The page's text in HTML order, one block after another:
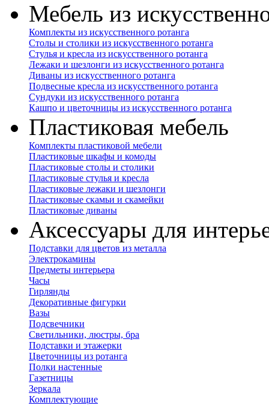
Мебель из
Комплекты из искусственного ротанга
Столы и столики из искусственного ротанга
Стулья и кресла из искусственного ротанга
Лежаки и шезлонги из искусственного ротанга
Диваны из искусственного ротанга
Подвесные кресла из искусственного ротанга
Сундуки из искусственного ротанга
Кашпо и цветочницы из искусственного ротанга
Пластиковая мебель
Комплекты пластиковой мебели
Пластиковые шкафы и комоды
Пластиковые столы и столики
Пластиковые стулья и кресла
Пластиковые лежаки и шезлонги
Пластиковые скамьи и скамейки
Пластиковые диваны
Аксессуары для
Подставки для цветов из металла
Электрокамины
Предметы интерьера
Часы
Гирлянды
Декоративные фигурки
Вазы
Подсвечники
Светильники, люстры, бра
Подставки и этажерки
Цветочницы из ротанга
Полки настенные
Газетницы
Зеркала
Комплектующие